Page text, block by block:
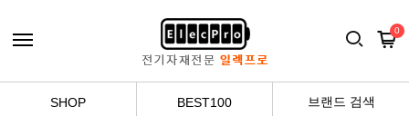
0
SHOP BEST100 브랜드 검색